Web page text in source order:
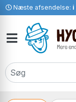
Næste afsendelse: i